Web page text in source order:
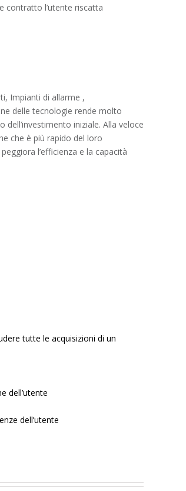
contratto l’utente riscatta
Impianti di allarme ,
delle tecnologie rende molto
iniziale. Alla veloce
che è più rapido del loro
l’efficienza e la capacità
tutte le acquisizioni di un
dell’utente
dell’utente